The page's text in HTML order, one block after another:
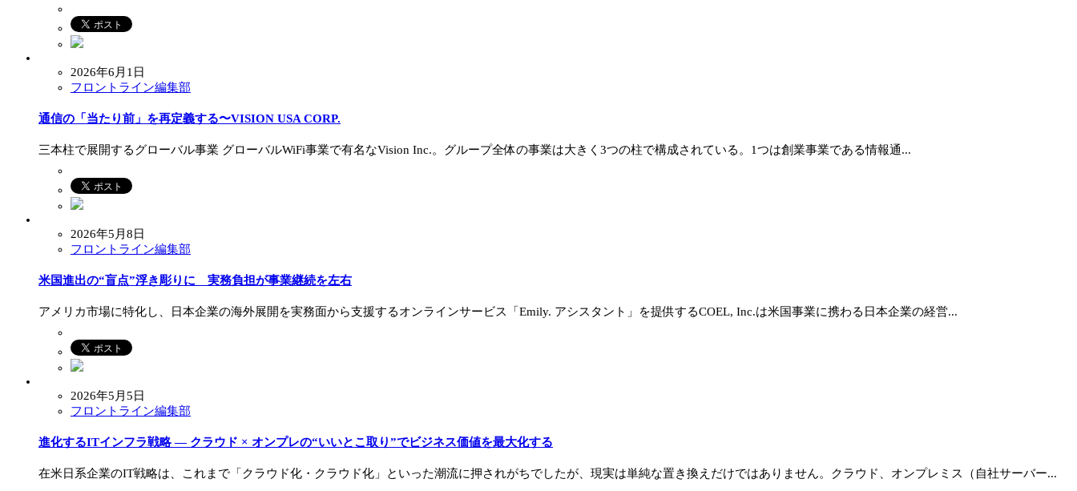
2026年6月1日
フロントライン編集部
通信の「当たり前」を再定義する〜VISION USA CORP.
三本柱で展開するグローバル事業 グローバルWiFi事業で有名なVision Inc.。グループ全体の事業は大きく3つの柱で構成されている。1つは創業事業である情報通...
2026年5月8日
フロントライン編集部
米国進出の“盲点”浮き彫りに 実務負担が事業継続を左右
アメリカ市場に特化し、日本企業の海外展開を実務面から支援するオンラインサービス「Emily. アシスタント」を提供するCOEL, Inc.は米国事業に携わる日本企業の経営...
2026年5月5日
フロントライン編集部
進化するITインフラ戦略 — クラウド × オンプレの“いいとこ取り”でビジネス価値を最大化する
在米日系企業のIT戦略は、これまで「クラウド化・クラウド化」といった潮流に押されがちでしたが、現実は単純な置き換えだけではありません。クラウド、オンプレミス（自社サーバー...